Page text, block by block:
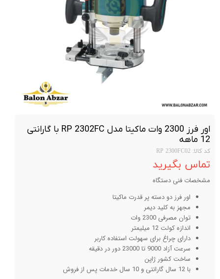
اور فرز 2300 وات ماکیتا مدل RP 2302FC با گارانتی
12 ماهه
کد کالا: RP 2300FC02
تماس بگیرید
مشخصات فنی دستگاه
اور فرز دو دسته پر قدرت ماکیتا
مجهز به کلید دیمر
توان مصرفی 2300 وات
اندازه کولت 12 میلیمتر
دارای چراغ برای سهولت استفاده کاربر
سرعت آزاد 9000 تا 23000 دور در دقیقه
ساخت کشور ژاپن
با 12 سال گارانتی و 10 سال خدمات پس از فروش